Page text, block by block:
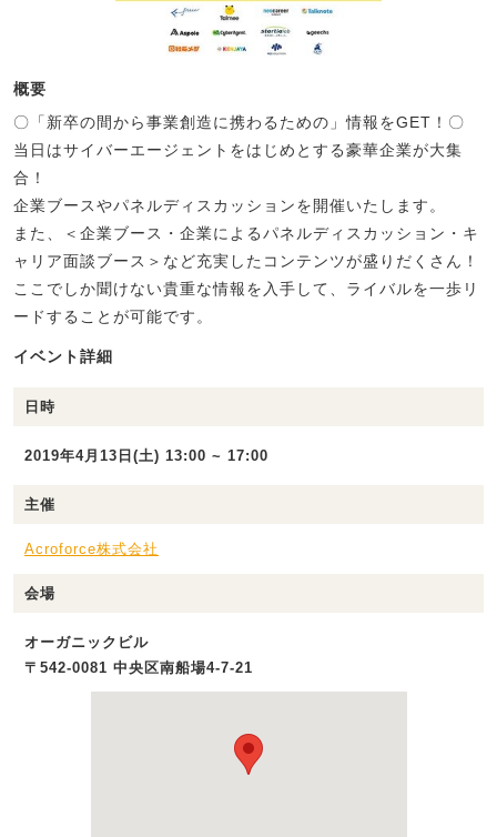
概要
〇「新卒の間から事業創造に携わるための」情報をGET！〇
当日はサイバーエージェントをはじめとする豪華企業が大集
合！
企業ブースやパネルディスカッションを開催いたします。
また、＜企業ブース・企業によるパネルディスカッション・キ
ャリア面談ブース＞など充実したコンテンツが盛りだくさん！
ここでしか聞けない貴重な情報を入手して、ライバルを一歩リ
ードすることが可能です。
イベント詳細
日時
2019年4月13日(土) 13:00 ~ 17:00
主催
Acroforce株式会社
会場
オーガニックビル
〒542-0081 中央区南船場4-7-21